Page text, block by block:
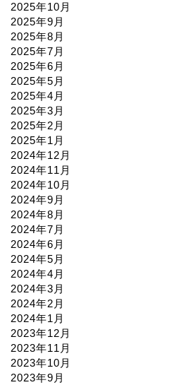
2025年10月
2025年9月
2025年8月
2025年7月
2025年6月
2025年5月
2025年4月
2025年3月
2025年2月
2025年1月
2024年12月
2024年11月
2024年10月
2024年9月
2024年8月
2024年7月
2024年6月
2024年5月
2024年4月
2024年3月
2024年2月
2024年1月
2023年12月
2023年11月
2023年10月
2023年9月